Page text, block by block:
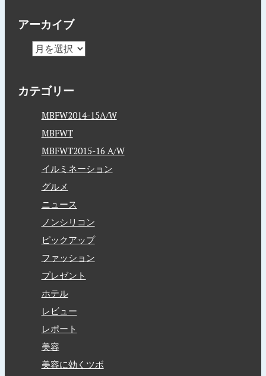
アーカイブ
カテゴリー
MBFW2014-15A/W
MBFWT
MBFWT2015-16 A/W
イルミネーション
グルメ
ニュース
ノンシリコン
ピックアップ
ファッション
プレゼント
ホテル
レビュー
レポート
美容
美容に効くツボ